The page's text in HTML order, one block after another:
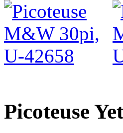
Picoteuse